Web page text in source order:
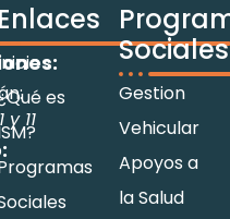
11
es
Sociales
Gestion
Vehicular
Apoyos a
la Salud